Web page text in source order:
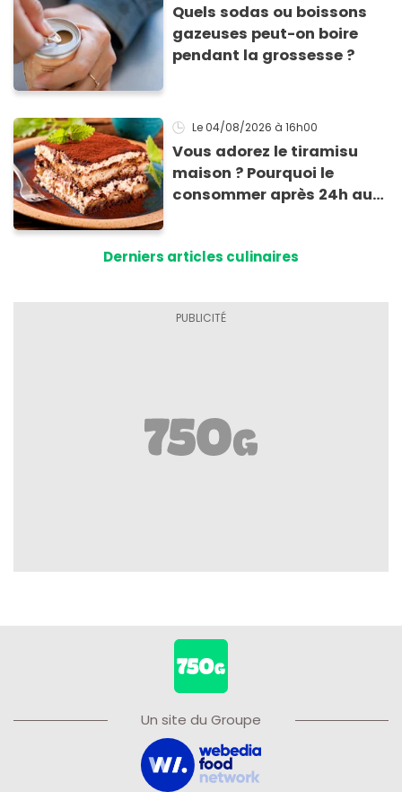
Quels sodas ou boissons
gazeuses peut-on boire
pendant la grossesse ?
Le 04/08/2026 à 16h00
Vous adorez le tiramisu
maison ? Pourquoi le
consommer après 24h au
Derniers articles culinaires
Un site du Groupe